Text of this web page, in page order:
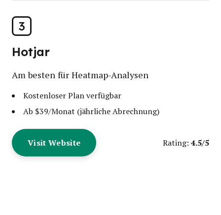
3
Hotjar
Am besten für Heatmap-Analysen
Kostenloser Plan verfügbar
Ab $39/Monat (jährliche Abrechnung)
Visit Website Rating: 4.5/5